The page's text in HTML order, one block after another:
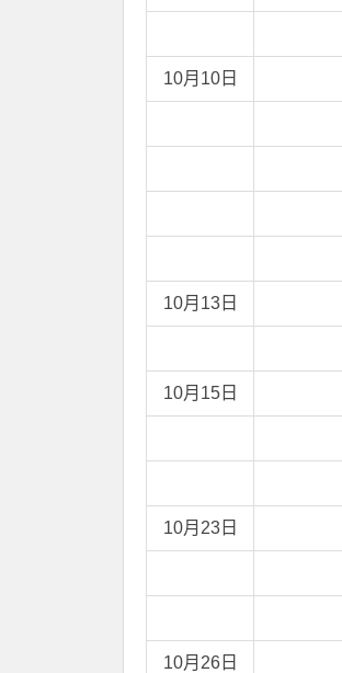
10月10日
10月13日
10月15日
10月23日
10月26日